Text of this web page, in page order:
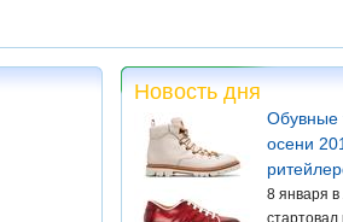
Новость дня
Обувные
осени
8 января
стартовал